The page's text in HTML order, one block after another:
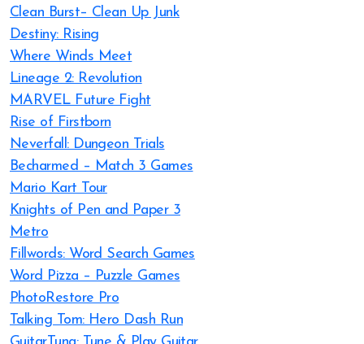
Clean Burst– Clean Up Junk
Destiny: Rising
Where Winds Meet
Lineage 2: Revolution
MARVEL Future Fight
Rise of Firstborn
Neverfall: Dungeon Trials
Becharmed – Match 3 Games
Mario Kart Tour
Knights of Pen and Paper 3
Metro
Fillwords: Word Search Games
Word Pizza – Puzzle Games
PhotoRestore Pro
Talking Tom: Hero Dash Run